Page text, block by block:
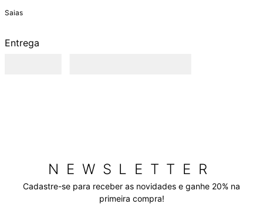
Saias
Entrega
NEWSLETTER
Cadastre-se para receber as novidades e ganhe 20% na
primeira compra!